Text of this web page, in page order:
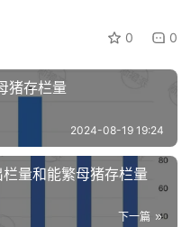
0 0
猪存栏量
2024-08-19 19:24
量和能繁母猪存栏量
下一篇